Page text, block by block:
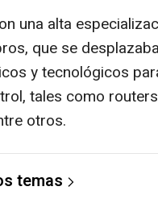
una alta
que se
y tecnológicos
tales como
otros.
temas